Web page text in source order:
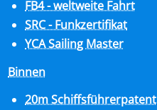
FB4 - weltweite Fahrt
SRC - Funkzertifikat
YCA Sailing Master
Binnen
20m Schiffsführerpatent